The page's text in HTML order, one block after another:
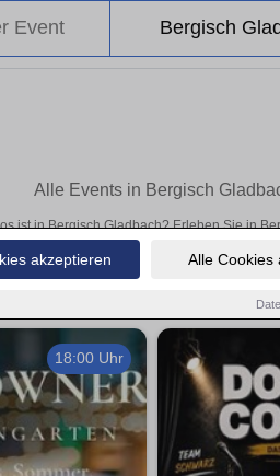
akzeptieren Alle Cookies
Alle Events in Bergisch
ist in Bergisch Gladbach? Erleben Sie in
oder aufregende
18:00 Uhr